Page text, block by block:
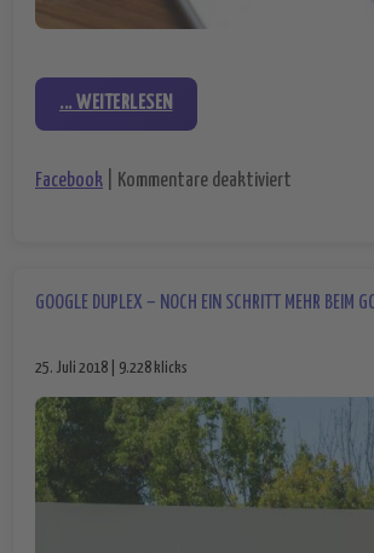
... WEITERLESEN
Facebook Kommentare deaktiviert
GOOGLE DUPLEX – NOCH EIN SCHRITT MEHR BEIM
25. Juli 2018 | 9.228 klicks